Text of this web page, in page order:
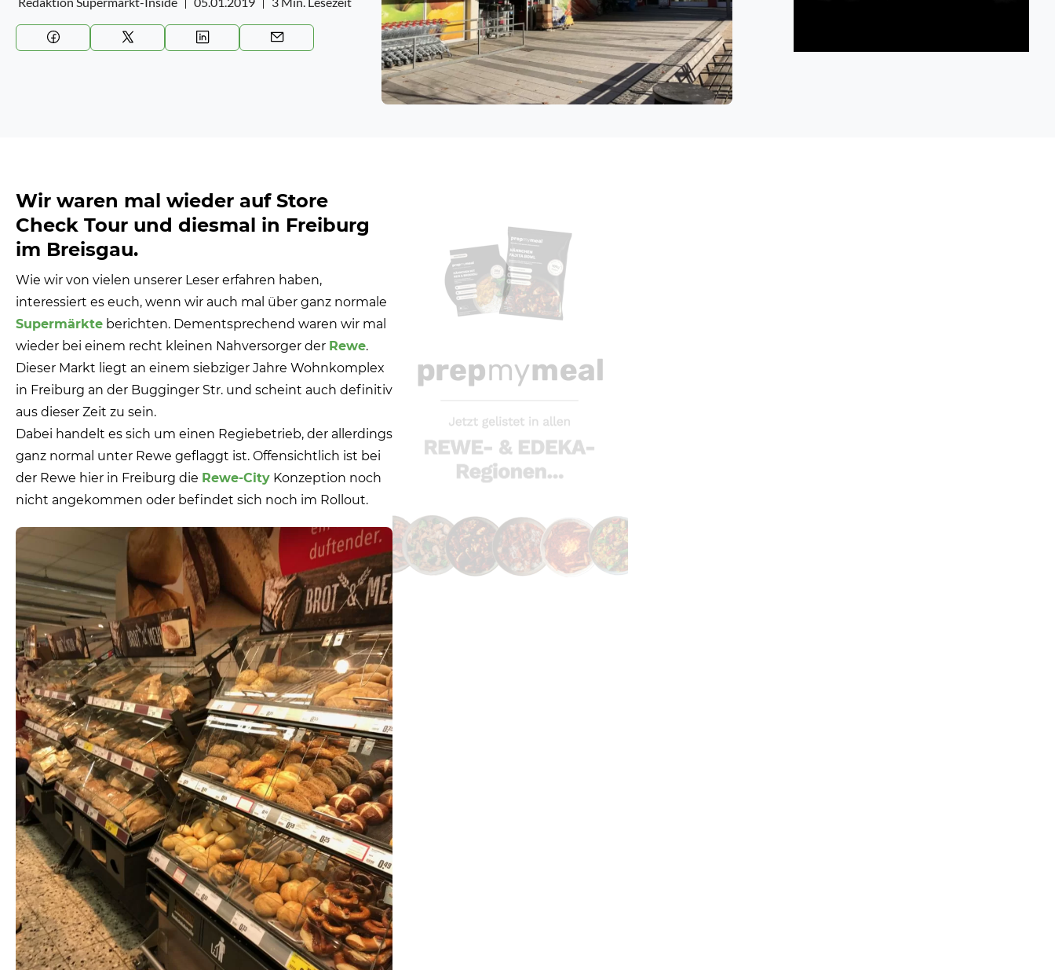
Wir waren mal wieder auf Store
Check Tour und diesmal in Freiburg
im Breisgau.
Wie wir von vielen unserer Leser erfahren haben,
interessiert es euch, wenn wir auch mal über ganz normale
Supermärkte berichten. Dementsprechend waren wir mal
wieder bei einem recht kleinen Nahversorger der Rewe.
Dieser Markt liegt an einem siebziger Jahre Wohnkomplex
in Freiburg an der Bugginger Str. und scheint auch definitiv
aus dieser Zeit zu sein.
Dabei handelt es sich um einen Regiebetrieb, der allerdings
ganz normal unter Rewe geflaggt ist. Offensichtlich ist bei
der Rewe hier in Freiburg die Rewe-City Konzeption noch
nicht angekommen oder befindet sich noch im Rollout.